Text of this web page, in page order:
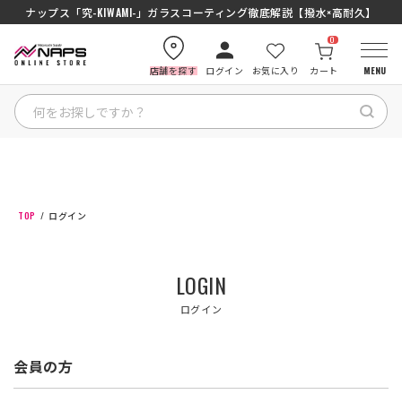
ナップス「究-KIWAMI-」ガラスコーティング徹底解説【撥水×高耐久】
店舗を探す ログイン お気に入り カート
0
MENU
カテゴリから探す
ナップスメンバーズ
TOP ログイン
LOGIN
ログイン
会員の方